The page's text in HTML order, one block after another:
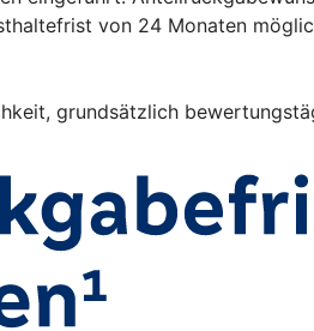
von 24 Monaten
grundsätzlich